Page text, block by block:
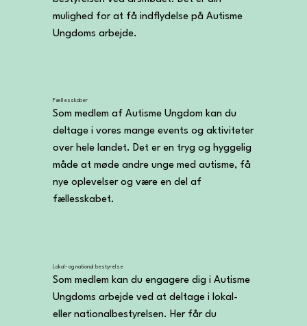
mulighed for at få indflydelse på Autisme
Ungdoms arbejde.
Fællesskaber
Som medlem af Autisme Ungdom kan du
deltage i vores mange events og aktiviteter
over hele landet. Det er en tryg og hyggelig
måde at møde andre unge med autisme, få
nye oplevelser og være en del af
fællesskabet.
Lokal- og national bestyrelse
Som medlem kan du engagere dig i Autisme
Ungdoms arbejde ved at deltage i lokal-
eller nationalbestyrelsen. Her får du